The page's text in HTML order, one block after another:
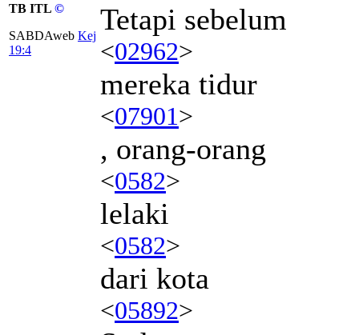
TB ITL ©
SABDAweb Kej
19:4
Tetapi sebelum
<02962>
mereka tidur
<07901>
, orang-orang
<0582>
lelaki
<0582>
dari kota
<05892>